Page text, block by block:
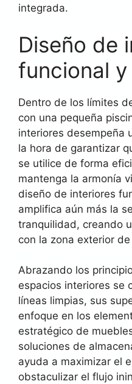
integrada.
Diseño de
funcional
Dentro de los límites
con una pequeña
interiores desempeña
la hora de garantizar
se utilice de forma
mantenga la armonía
diseño de interiores
amplifica aún más la
tranquilidad, creando
con la zona exterior
Abrazando los
espacios interiores se
líneas limpias, sus
enfoque en los
estratégico de
soluciones de
ayuda a maximizar el
obstaculizar el flujo